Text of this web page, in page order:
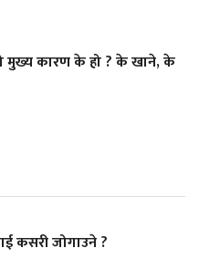
मुख्य कारण के हो ? के खाने, के
कसरी जोगाउने ?